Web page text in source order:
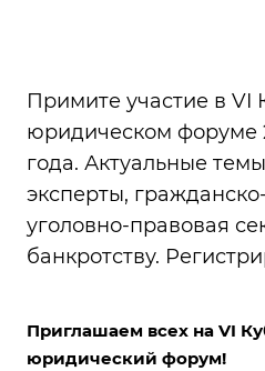
Примите участие в VI
юридическом форуме
года. Актуальные
эксперты,
уголовно-правовая
банкротству.
Приглашаем всех на VI
юридический форум!